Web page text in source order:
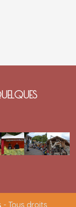
Tous droits